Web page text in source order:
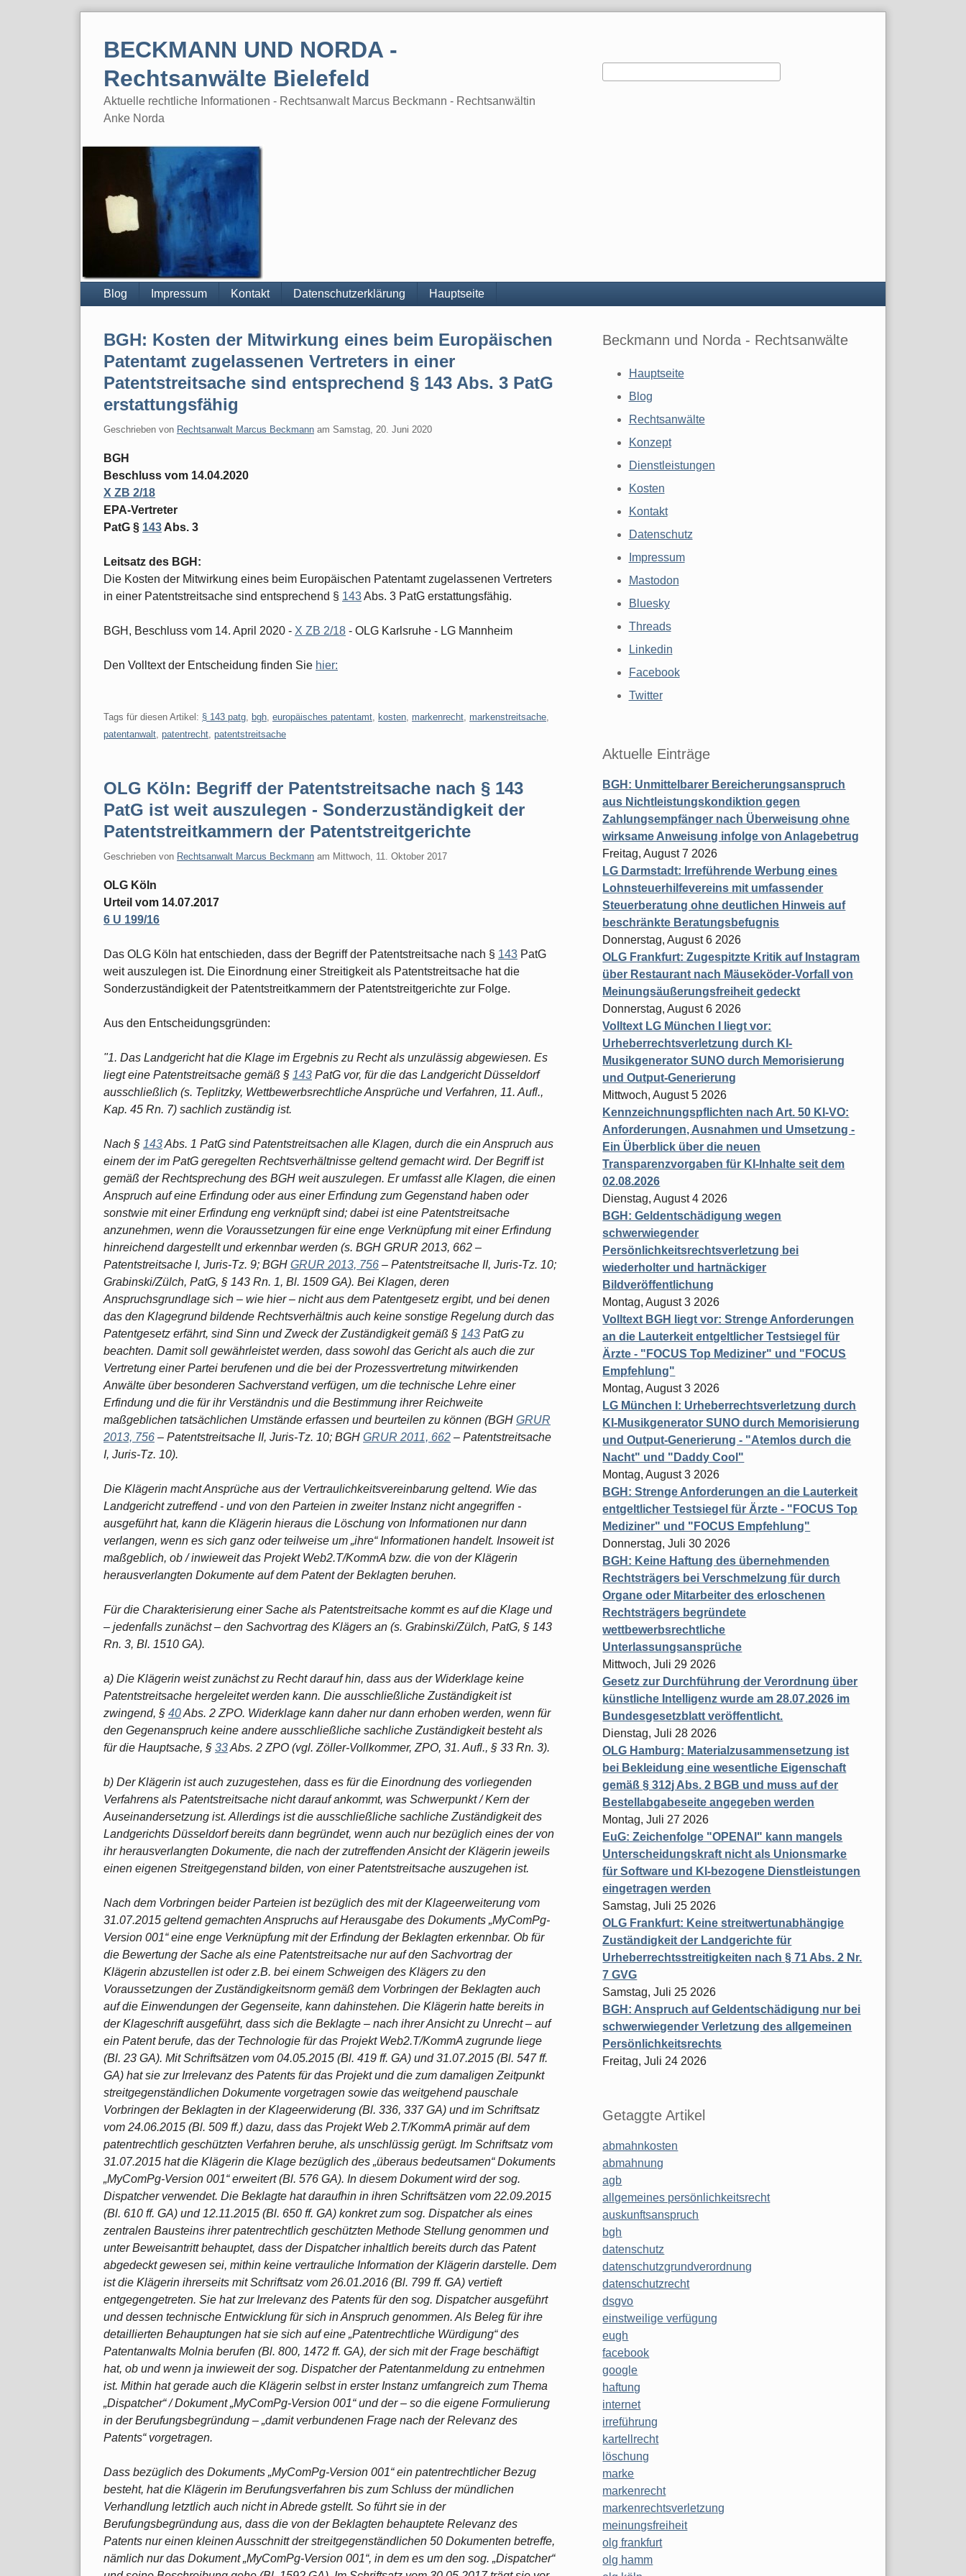
BECKMANN UND NORDA -
Rechtsanwälte Bielefeld
Aktuelle rechtliche Informationen - Rechtsanwalt Marcus Beckmann - Rechtsanwältin
Anke Norda
Blog Impressum Kontakt Datenschutzerklärung Hauptseite
BGH: Kosten der Mitwirkung eines beim Europäischen
Patentamt zugelassenen Vertreters in einer
Patentstreitsache sind entsprechend § 143 Abs. 3 PatG
erstattungsfähig
Geschrieben von Rechtsanwalt Marcus Beckmann am Samstag, 20. Juni 2020
BGH
Beschluss vom 14.04.2020
X ZB 2/18
EPA-Vertreter
PatG § 143 Abs. 3
Leitsatz des BGH:
Die Kosten der Mitwirkung eines beim Europäischen Patentamt zugelassenen Vertreters
in einer Patentstreitsache sind entsprechend § 143Abs. 3 PatG erstattungsfähig.
BGH, Beschluss vom 14. April 2020 - X ZB 2/18 - OLG Karlsruhe - LG Mannheim
Den Volltext der Entscheidung finden Sie hier:
Tags für diesen Artikel: § 143 patg bgh europäisches patentamt kosten markenrecht markenstreitsache
patentanwalt patentrecht patentstreitsache
OLG Köln: Begriff der Patentstreitsache nach § 143
PatG ist weit auszulegen - Sonderzuständigkeit der
Patentstreitkammern der Patentstreitgerichte
Geschrieben von Rechtsanwalt Marcus Beckmann am Mittwoch, 11. Oktober 2017
OLG Köln
Urteil vom 14.07.2017
6 U 199/16
Das OLG Köln hat entschieden, dass der Begriff der Patentstreitsache nach § 143 PatG
weit auszulegen ist. Die Einordnung einer Streitigkeit als Patentstreitsache hat die
Sonderzuständigkeit der Patentstreitkammern der Patentstreitgerichte zur Folge.
Aus den Entscheidungsgründen:
"1. Das Landgericht hat die Klage im Ergebnis zu Recht als unzulässig abgewiesen. Es
liegt eine Patentstreitsache gemäß § 143 PatG vor, für die das Landgericht Düsseldorf
ausschließlich (s. Teplitzky, Wettbewerbsrechtliche Ansprüche und Verfahren, 11. Aufl.,
Kap. 45 Rn. 7) sachlich zuständig ist.
Nach § 143Abs. 1 PatG sind Patentstreitsachen alle Klagen, durch die ein Anspruch aus
einem der im PatG geregelten Rechtsverhältnisse geltend gemacht wird. Der Begriff ist
gemäß der Rechtsprechung des BGH weit auszulegen. Er umfasst alle Klagen, die einen
Anspruch auf eine Erfindung oder aus einer Erfindung zum Gegenstand haben oder
sonstwie mit einer Erfindung eng verknüpft sind; dabei ist eine Patentstreitsache
anzunehmen, wenn die Voraussetzungen für eine enge Verknüpfung mit einer Erfindung
hinreichend dargestellt und erkennbar werden (s. BGH GRUR 2013, 662 –
Patentstreitsache I, Juris-Tz. 9; BGH GRUR 2013, 756 – Patentstreitsache II, Juris-Tz. 10;
Grabinski/Zülch, PatG, § 143 Rn. 1, Bl. 1509 GA). Bei Klagen, deren
Anspruchsgrundlage sich – wie hier – nicht aus dem Patentgesetz ergibt, und bei denen
das den Klagegrund bildende Rechtsverhältnis auch keine sonstige Regelung durch das
Patentgesetz erfährt, sind Sinn und Zweck der Zuständigkeit gemäß § 143 PatG zu
beachten. Damit soll gewährleistet werden, dass sowohl das Gericht als auch die zur
Vertretung einer Partei berufenen und die bei der Prozessvertretung mitwirkenden
Anwälte über besonderen Sachverstand verfügen, um die technische Lehre einer
Erfindung und die für ihr Verständnis und die Bestimmung ihrer Reichweite
maßgeblichen tatsächlichen Umstände erfassen und beurteilen zu können (BGH GRUR
2013, 756 – Patentstreitsache II, Juris-Tz. 10; BGH GRUR 2011, 662 – Patentstreitsache
I, Juris-Tz. 10).
Die Klägerin macht Ansprüche aus der Vertraulichkeitsvereinbarung geltend. Wie das
Landgericht zutreffend - und von den Parteien in zweiter Instanz nicht angegriffen -
ausgeführt hat, kann die Klägerin hieraus die Löschung von Informationen nur dann
verlangen, wenn es sich ganz oder teilweise um „ihre“ Informationen handelt. Insoweit ist
maßgeblich, ob / inwieweit das Projekt Web2.T/KommA bzw. die von der Klägerin
herausverlangten Dokumente auf dem Patent der Beklagten beruhen.
Für die Charakterisierung einer Sache als Patentstreitsache kommt es auf die Klage und
– jedenfalls zunächst – den Sachvortrag des Klägers an (s. Grabinski/Zülch, PatG, § 143
Rn. 3, Bl. 1510 GA).
a) Die Klägerin weist zunächst zu Recht darauf hin, dass aus der Widerklage keine
Patentstreitsache hergeleitet werden kann. Die ausschließliche Zuständigkeit ist
zwingend, § 40Abs. 2 ZPO. Widerklage kann daher nur dann erhoben werden, wenn für
den Gegenanspruch keine andere ausschließliche sachliche Zuständigkeit besteht als
für die Hauptsache, § 33Abs. 2 ZPO (vgl. Zöller-Vollkommer, ZPO, 31. Aufl., § 33 Rn. 3).
b) Der Klägerin ist auch zuzugestehen, dass es für die Einordnung des vorliegenden
Verfahrens als Patentstreitsache nicht darauf ankommt, was Schwerpunkt / Kern der
Auseinandersetzung ist. Allerdings ist die ausschließliche sachliche Zuständigkeit des
Landgerichts Düsseldorf bereits dann begründet, wenn auch nur bezüglich eines der von
ihr herausverlangten Dokumente, die nach der zutreffenden Ansicht der Klägerin jeweils
einen eigenen Streitgegenstand bilden, von einer Patentstreitsache auszugehen ist.
Nach dem Vorbringen beider Parteien ist bezüglich des mit der Klageerweiterung vom
31.07.2015 geltend gemachten Anspruchs auf Herausgabe des Dokuments „MyComPg-
Version 001“ eine enge Verknüpfung mit der Erfindung der Beklagten erkennbar. Ob für
die Bewertung der Sache als eine Patentstreitsache nur auf den Sachvortrag der
Klägerin abzustellen ist oder z.B. bei einem Schweigen des Klägers zu den
Voraussetzungen der Zuständigkeitsnorm gemäß dem Vorbringen der Beklagten auch
auf die Einwendungen der Gegenseite, kann dahinstehen. Die Klägerin hatte bereits in
der Klageschrift ausgeführt, dass sich die Beklagte – nach ihrer Ansicht zu Unrecht – auf
ein Patent berufe, das der Technologie für das Projekt Web2.T/KommA zugrunde liege
(Bl. 23 GA). Mit Schriftsätzen vom 04.05.2015 (Bl. 419 ff. GA) und 31.07.2015 (Bl. 547 ff.
GA) hat sie zur Irrelevanz des Patents für das Projekt und die zum damaligen Zeitpunkt
streitgegenständlichen Dokumente vorgetragen sowie das weitgehend pauschale
Vorbringen der Beklagten in der Klageerwiderung (Bl. 336, 337 GA) und im Schriftsatz
vom 24.06.2015 (Bl. 509 ff.) dazu, dass das Projekt Web 2.T/KommA primär auf dem
patentrechtlich geschützten Verfahren beruhe, als unschlüssig gerügt. Im Schriftsatz vom
31.07.2015 hat die Klägerin die Klage bezüglich des „überaus bedeutsamen“ Dokuments
„MyComPg-Version 001“ erweitert (Bl. 576 GA). In diesem Dokument wird der sog.
Dispatcher verwendet. Die Beklagte hat daraufhin in ihren Schriftsätzen vom 22.09.2015
(Bl. 610 ff. GA) und 12.11.2015 (Bl. 650 ff. GA) konkret zum sog. Dispatcher als eines
zentralen Bausteins ihrer patentrechtlich geschützten Methode Stellung genommen und
unter Beweisantritt behauptet, dass der Dispatcher inhaltlich bereits durch das Patent
abgedeckt gewesen sei, mithin keine vertrauliche Information der Klägerin darstelle. Dem
ist die Klägerin ihrerseits mit Schriftsatz vom 26.01.2016 (Bl. 799 ff. GA) vertieft
entgegengetreten. Sie hat zur Irrelevanz des Patents für den sog. Dispatcher ausgeführt
und dessen technische Entwicklung für sich in Anspruch genommen. Als Beleg für ihre
detaillierten Behauptungen hat sie sich auf eine „Patentrechtliche Würdigung“ des
Patentanwalts Molnia berufen (Bl. 800, 1472 ff. GA), der sich mit der Frage beschäftigt
hat, ob und wenn ja inwieweit der sog. Dispatcher der Patentanmeldung zu entnehmen
ist. Mithin hat gerade auch die Klägerin selbst in erster Instanz umfangreich zum Thema
„Dispatcher“ / Dokument „MyComPg-Version 001“ und der – so die eigene Formulierung
in der Berufungsbegründung – „damit verbundenen Frage nach der Relevanz des
Patents“ vorgetragen.
Dass bezüglich des Dokuments „MyComPg-Version 001“ ein patentrechtlicher Bezug
besteht, hat die Klägerin im Berufungsverfahren bis zum Schluss der mündlichen
Verhandlung letztlich auch nicht in Abrede gstellt. So führt sie in der
Berufungsbegründung aus, dass die von der Beklagten behauptete Relevanz des
Patents nur einen kleinen Ausschnitt der streitgegenständlichen 50 Dokumenten betreffe,
nämlich nur das Dokument „MyComPg-Version 001“, in dem es um den sog. „Dispatcher“
Beckmann und Norda - Rechtsanwälte
Hauptseite
Blog
Rechtsanwälte
Konzept
Dienstleistungen
Kosten
Kontakt
Datenschutz
Impressum
Mastodon
Bluesky
Threads
Linkedin
Facebook
Twitter
Aktuelle Einträge
BGH: Unmittelbarer Bereicherungsanspruch
aus Nichtleistungskondiktion gegen
Zahlungsempfänger nach Überweisung ohne
wirksame Anweisung infolge von Anlagebetrug
Freitag, August 7 2026
LG Darmstadt: Irreführende Werbung eines
Lohnsteuerhilfevereins mit umfassender
Steuerberatung ohne deutlichen Hinweis auf
beschränkte Beratungsbefugnis
Donnerstag, August 6 2026
OLG Frankfurt: Zugespitzte Kritik auf Instagram
über Restaurant nach Mäuseköder-Vorfall von
Meinungsäußerungsfreiheit gedeckt
Donnerstag, August 6 2026
Volltext LG München I liegt vor:
Urheberrechtsverletzung durch KI-
Musikgenerator SUNO durch Memorisierung
und Output-Generierung
Mittwoch, August 5 2026
Kennzeichnungspflichten nach Art. 50 KI-VO:
Anforderungen, Ausnahmen und Umsetzung -
Ein Überblick über die neuen
Transparenzvorgaben für KI-Inhalte seit dem
02.08.2026
Dienstag, August 4 2026
BGH: Geldentschädigung wegen
schwerwiegender
Persönlichkeitsrechtsverletzung bei
wiederholter und hartnäckiger
Bildveröffentlichung
Montag, August 3 2026
Volltext BGH liegt vor: Strenge Anforderungen
an die Lauterkeit entgeltlicher Testsiegel für
Ärzte - "FOCUS Top Mediziner" und "FOCUS
Empfehlung"
Montag, August 3 2026
LG München I: Urheberrechtsverletzung durch
KI-Musikgenerator SUNO durch Memorisierung
und Output-Generierung - "Atemlos durch die
Nacht" und "Daddy Cool"
Montag, August 3 2026
BGH: Strenge Anforderungen an die Lauterkeit
entgeltlicher Testsiegel für Ärzte - "FOCUS Top
Mediziner" und "FOCUS Empfehlung"
Donnerstag, Juli 30 2026
BGH: Keine Haftung des übernehmenden
Rechtsträgers bei Verschmelzung für durch
Organe oder Mitarbeiter des erloschenen
Rechtsträgers begründete
wettbewerbsrechtliche
Unterlassungsansprüche
Mittwoch, Juli 29 2026
Gesetz zur Durchführung der Verordnung über
künstliche Intelligenz wurde am 28.07.2026 im
Bundesgesetzblatt veröffentlicht.
Dienstag, Juli 28 2026
OLG Hamburg: Materialzusammensetzung ist
bei Bekleidung eine wesentliche Eigenschaft
gemäß § 312j Abs. 2 BGB und muss auf der
Bestellabgabeseite angegeben werden
Montag, Juli 27 2026
EuG: Zeichenfolge "OPENAI" kann mangels
Unterscheidungskraft nicht als Unionsmarke
für Software und KI-bezogene Dienstleistungen
eingetragen werden
Samstag, Juli 25 2026
OLG Frankfurt: Keine streitwertunabhängige
Zuständigkeit der Landgerichte für
Urheberrechtsstreitigkeiten nach § 71 Abs. 2 Nr.
7 GVG
Samstag, Juli 25 2026
BGH: Anspruch auf Geldentschädigung nur bei
schwerwiegender Verletzung des allgemeinen
Persönlichkeitsrechts
Freitag, Juli 24 2026
Getaggte Artikel
abmahnkosten
abmahnung
agb
allgemeines persönlichkeitsrecht
auskunftsanspruch
bgh
datenschutz
datenschutzgrundverordnung
datenschutzrecht
dsgvo
einstweilige verfügung
eugh
facebook
google
haftung
internet
irreführung
kartellrecht
löschung
marke
markenrecht
markenrechtsverletzung
meinungsfreiheit
olg frankfurt
olg hamm